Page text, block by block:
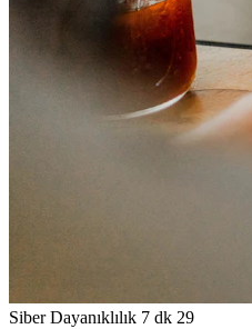
Siber Dayanıklılık 7 dk 29